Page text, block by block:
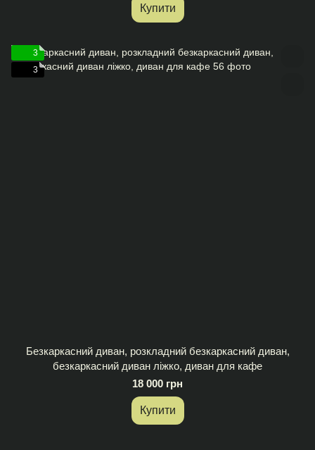
Купити
3
3
Безкаркасний диван, розкладний безкаркасний диван,
безкаркасний диван ліжко, диван для кафе
18 000 грн
Купити